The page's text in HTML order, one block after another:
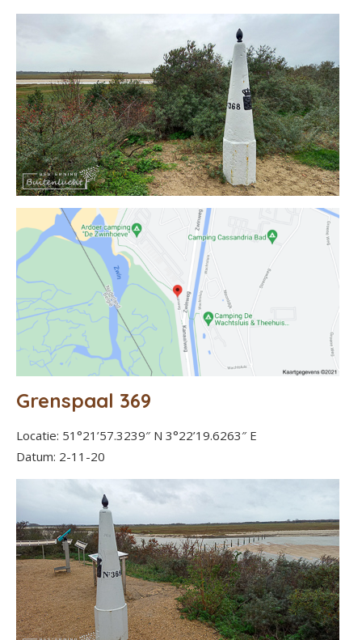
Grenspaal 369
Locatie: 51°21’57.3239″ N 3°22’19.6263″ E
Datum: 2-11-20